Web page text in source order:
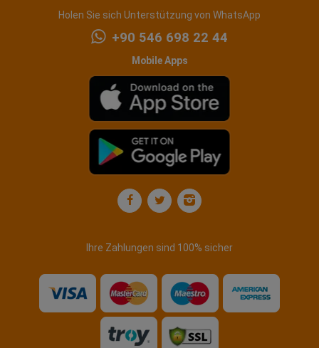
Holen Sie sich Unterstützung von WhatsApp
+90 546 698 22 44
Mobile Apps
Ihre Zahlungen sind 100% sicher